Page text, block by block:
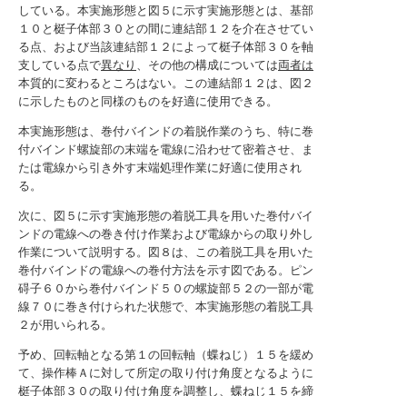
している。本実施形態と図５に示す実施形態とは、基部
１０と梃子体部３０との間に連結部１２を介在させてい
る点、および当該連結部１２によって梃子体部３０を軸
支している点で異なり 、その他の構成については両者は
本質的に変わるところはない。この連結部１２は、図２
に示したものと同様のものを好適に使用できる。
本実施形態は、巻付バインドの着脱作業のうち、特に巻
付バインド螺旋部の末端を電線に沿わせて密着させ、ま
たは電線から引き外す末端処理作業に好適に使用され
る。
次に、図５に示す実施形態の着脱工具を用いた巻付バイ
ンドの電線への巻き付け作業および電線からの取り外し
作業について説明する。図８は、この着脱工具を用いた
巻付バインドの電線への巻付方法を示す図である。ピン
碍子６０から巻付バインド５０の螺旋部５２の一部が電
線７０に巻き付けられた状態で、本実施形態の着脱工具
２が用いられる。
予め、回転軸となる第１の回転軸（蝶ねじ）１５を緩め
て、操作棒Ａに対して所定の取り付け角度となるように
梃子体部３０の取り付け角度を調整し、蝶ねじ１５を締